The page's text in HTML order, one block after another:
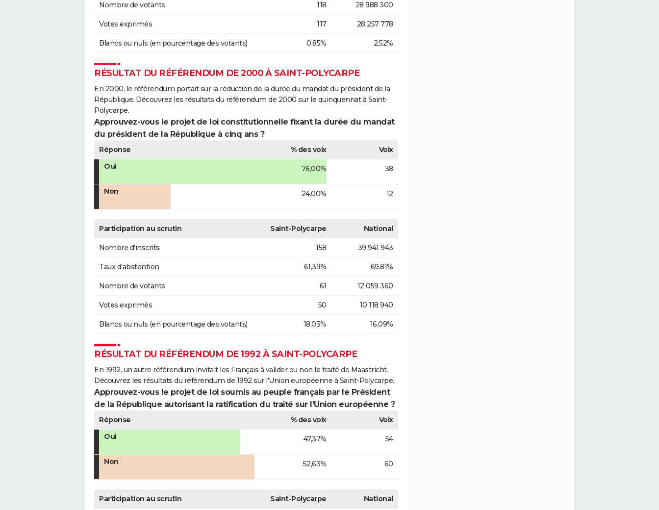
Nombre de votants 118 28 988 300
Votes exprimés 117 28 257 778
Blancs ou nuls (en pourcentage des votants) 0,85% 2,52%
RÉSULTAT DU RÉFÉRENDUM DE 2000 À SAINT-POLYCARPE
En 2000, le référendum portait sur la réduction de la durée du mandat du président de la
République. Découvrez les résultats du référendum de 2000 sur le quinquennat à Saint-
Polycarpe.
Approuvez-vous le projet de loi constitutionnelle fixant la durée du mandat
du président de la République à cinq ans ?
Réponse % des voix
Voix
Oui
76,00% 38
Non 24,00% 12
Participation au scrutin Saint-Polycarpe National
Nombre d'inscrits 158 39 941 943
Taux d'abstention 61,39% 69,81%
Nombre de votants 61 12 059 360
Votes exprimés 50 10 118 940
Blancs ou nuls (en pourcentage des votants) 18,03% 16,09%
RÉSULTAT DU RÉFÉRENDUM DE 1992 À SAINT-POLYCARPE
En 1992, un autre référendum invitait les Français à valider ou non le traité de Maastricht.
Découvrez les résultats du référendum de 1992 sur l'Union européenne à Saint-Polycarpe.
Approuvez-vous le projet de loi soumis au peuple français par le Président
de la République autorisant la ratification du traité sur l'Union européenne ?
Réponse % des voix
Voix
Oui
47,37% 54
Non 52,63% 60
Participation au scrutin Saint-Polycarpe National